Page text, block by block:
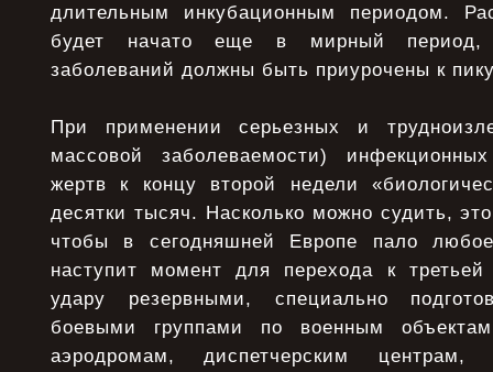
длительным инкубационным периодом.
будет начато еще в мирный
заболеваний должны быть приурочены к
При применении серьезных и
массовой заболеваемости)
жертв к концу второй недели
десятки тысяч. Насколько можно судить,
чтобы в сегодняшней Европе пало любое
наступит момент для перехода к
удару резервными, специально
боевыми группами по военным
аэродромам, диспетчерским центрам,